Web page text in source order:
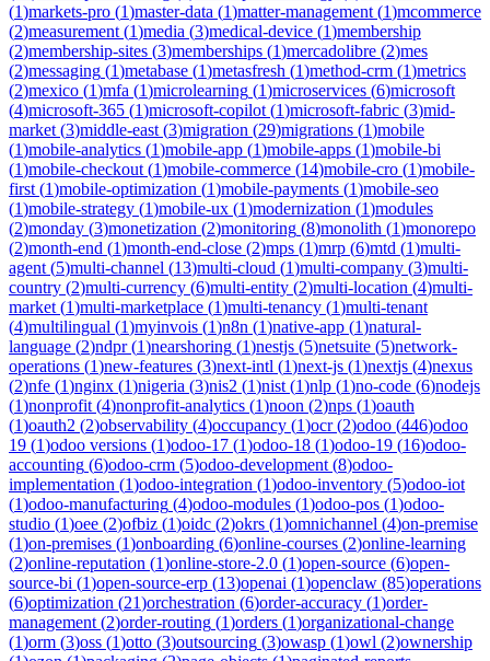
(1)markets-pro (1)master-data (1)matter-management (1)mcommerce
(2)measurement (1)media (3)medical-device (1)membership
(2)membership-sites (3)memberships (1)mercadolibre (2)mes
(2)messaging (1)metabase (1)metasfresh (1)method-crm (1)metrics
(2)mexico (1)mfa (1)microlearning (1)microservices (6)microsoft
(4)microsoft-365 (1)microsoft-copilot (1)microsoft-fabric (3)mid-
market (3)middle-east (3)migration (29)migrations (1)mobile
(1)mobile-analytics (1)mobile-app (1)mobile-apps (1)mobile-bi
(1)mobile-checkout (1)mobile-commerce (14)mobile-cro (1)mobile-
first (1)mobile-optimization (1)mobile-payments (1)mobile-seo
(1)mobile-strategy (1)mobile-ux (1)modernization (1)modules
(2)monday (3)monetization (2)monitoring (8)monolith (1)monorepo
(2)month-end (1)month-end-close (2)mps (1)mrp (6)mtd (1)multi-
agent (5)multi-channel (13)multi-cloud (1)multi-company (3)multi-
country (2)multi-currency (6)multi-entity (2)multi-location (4)multi-
market (1)multi-marketplace (1)multi-tenancy (1)multi-tenant
(4)multilingual (1)myinvois (1)n8n (1)native-app (1)natural-
language (2)ndpr(1)nearshoring (1)nestjs (5)netsuite (5)network-
operations (1)new-features (3)next-intl (1)next-js (1)nextjs (4)nexus
(2)nfe (1)nginx (1)nigeria (3)nis2 (1)nist (1)nlp (1)no-code (6)nodejs
(1)nonprofit (4)nonprofit-analytics (1)noon (2)nps (1)oauth
(1)oauth2 (2)observability (4)occupancy (1)ocr(2)odoo (446)odoo
19 (1)odoo versions (1)odoo-17 (1)odoo-18 (1)odoo-19 (16)odoo-
accounting (6)odoo-crm (5)odoo-development (8)odoo-
implementation (1)odoo-integration (1)odoo-inventory (5)odoo-iot
(1)odoo-manufacturing (4)odoo-modules (1)odoo-pos (1)odoo-
studio (1)oee (2)ofbiz (1)oidc (2)okrs (1)omnichannel (4)on-premise
(1)on-premises (1)onboarding (6)online-courses (2)online-learning
(2)online-reputation (1)online-store-2.0 (1)open-source (6)open-
source-bi (1)open-source-erp (13)openai (1)openclaw (85)operations
(6)optimization (21)orchestration (6)order-accuracy (1)order-
management (2)order-routing (1)orders (1)organizational-change
(1)orm (3)oss (1)otto (3)outsourcing (3)owasp (1)owl (2)ownership